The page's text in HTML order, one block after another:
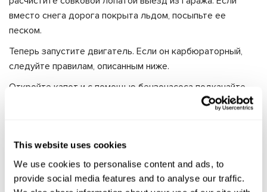
This website uses cookies
We use cookies to personalise content and ads, to
provide social media features and to analyse our traffic.
вместо снега дорога покрыта льдом, посыпьте ее
песком.
Теперь запустите двигатель. Если он карбюраторный,
следуйте правилам, описанным ниже.
Откройте капот и с помощью бензонасоса подкачайте
топливо в поплавковую камеру, затем сядьте в
КПП. Не отпуская сцепление, включите стартер на 3-5
секунд. Отпускать его стоит тогда, когда двигатель
станет плавно работать.